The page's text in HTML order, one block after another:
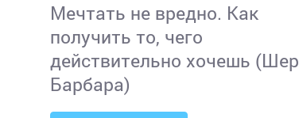
Мечтать не вредно. Как
получить то, чего
действительно хочешь (Шер
Барбара)